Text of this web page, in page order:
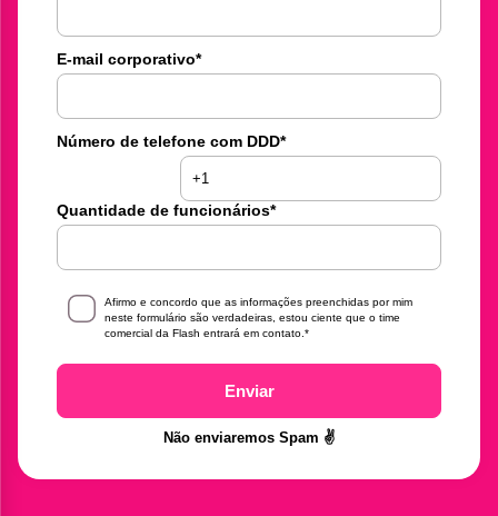
E-mail corporativo*
Número de telefone com DDD*
Quantidade de funcionários*
Afirmo e concordo que as informações preenchidas por mim
neste formulário são verdadeiras, estou ciente que o time
comercial da Flash entrará em contato. *
Enviar
Não enviaremos Spam ✌️